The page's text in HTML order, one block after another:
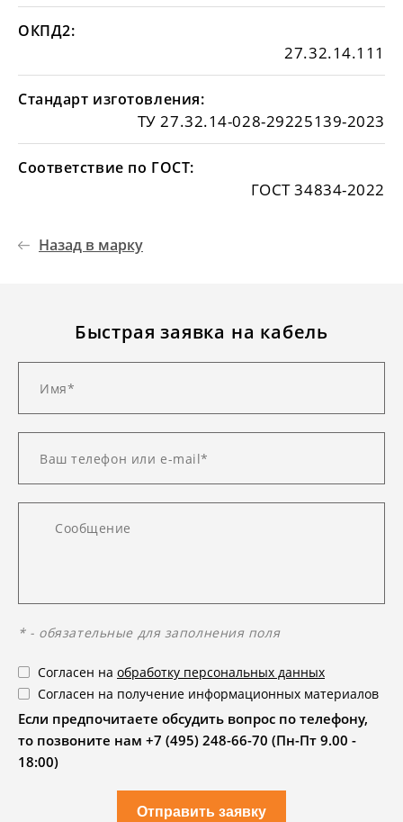
ОКПД2:
27.32.14.111
Стандарт изготовления:
ТУ 27.32.14-028-29225139-2023
Соответствие по ГОСТ:
ГОСТ 34834-2022
Назад в марку
Быстрая заявка на кабель
* - обязательные для заполнения поля
Согласен на обработку персональных данных
Согласен на получение информационных материалов
Если предпочитаете обсудить вопрос по телефону,
то позвоните нам +7 (495) 248-66-70 (Пн-Пт 9.00 -
18:00)
Отправить заявку